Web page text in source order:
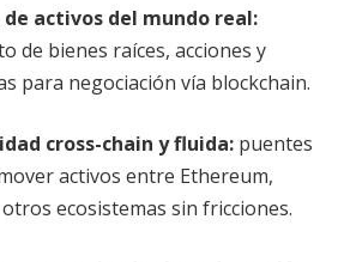
activos del mundo real:
de bienes raíces, acciones y
para negociación vía blockchain.
cross-chain y fluida: puentes
activos entre Ethereum,
ecosistemas sin fricciones.